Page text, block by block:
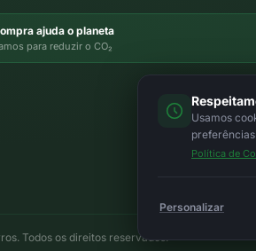
ajuda o planeta
para reduzir o CO₂
Todos os direitos reservados.
Usamos
Política de
Personalizar